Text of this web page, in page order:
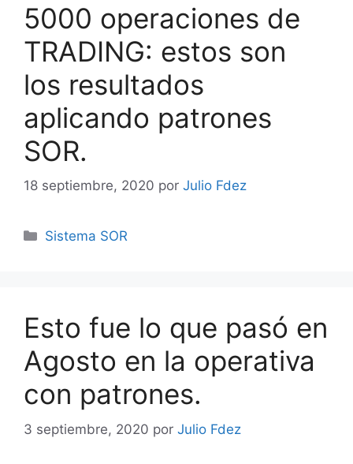
5000 operaciones de
TRADING: estos son
los resultados
aplicando patrones
SOR.
18 septiembre, 2020 por Julio Fdez
Categorías
Sistema SOR
Esto fue lo que pasó en
Agosto en la operativa
con patrones.
3 septiembre, 2020 por Julio Fdez